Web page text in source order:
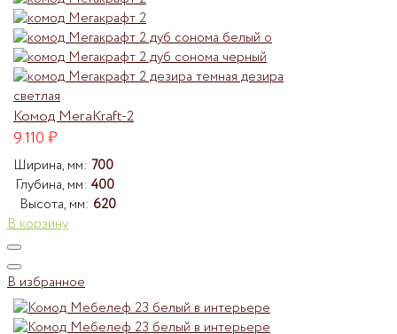
Комод МегаKraft-2
9.110₽
Ширина, мм: 700
Глубина, мм: 400
Высота, мм: 620
В корзину
В избранное